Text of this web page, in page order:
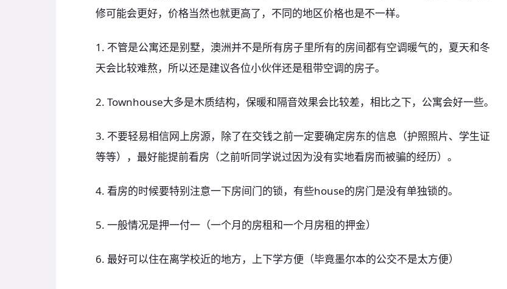
修可能会更好，价格当然也就更高了，不同的地区价格也是不一样。
1. 不管是公寓还是别墅，澳洲并不是所有房子里所有的房间都有空调暖气的，夏天和冬
天会比较难熬，所以还是建议各位小伙伴还是租带空调的房子。
2. Townhouse大多是木质结构，保暖和隔音效果会比较差，相比之下，公寓会好一些。
3. 不要轻易相信网上房源，除了在交钱之前一定要确定房东的信息（护照照片、学生证
等等），最好能提前看房（之前听同学说过因为没有实地看房而被骗的经历）。
4. 看房的时候要特别注意一下房间门的锁，有些house的房门是没有单独锁的。
5. 一般情况是押一付一（一个月的房租和一个月房租的押金）
6. 最好可以住在离学校近的地方，上下学方便（毕竟墨尔本的公交不是太方便）